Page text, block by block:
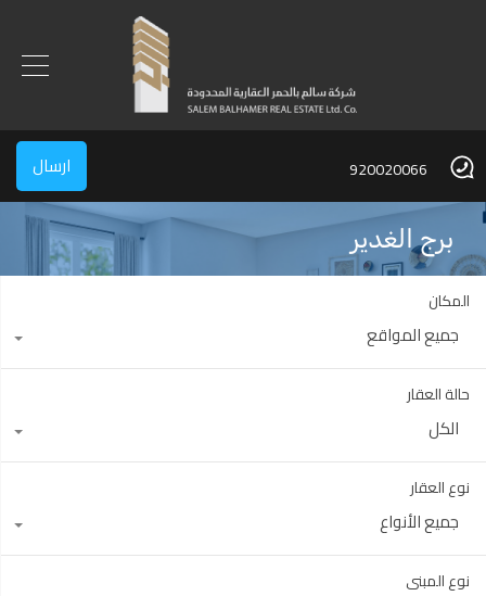
920020066 ارسال
برج الغدير
المكان
جميع المواقع
حالة العقار
الكل
نوع العقار
جميع الأنواع
نوع المبنى